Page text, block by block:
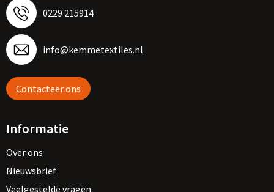
0229 215914
info@kemmetextiles.nl
Contacteer ons
Informatie
Over ons
Nieuwsbrief
Veelgestelde vragen